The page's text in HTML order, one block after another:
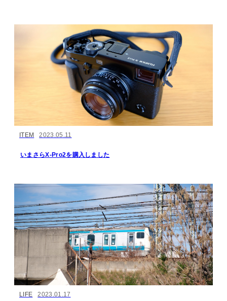
ITEM 2023.05.11
いまさらX-Pro2を購入しました
LIFE 2023.01.17